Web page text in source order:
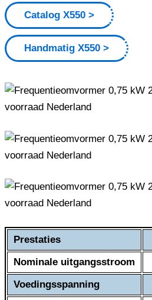
Catalog X550
Handmatig X550
Prestaties
Nominale uitgangsstroom
Voedingsspanning